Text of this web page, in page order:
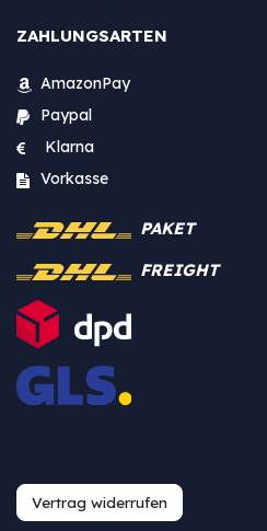
ZAHLUNGSARTEN
AmazonPay
Paypal
Klarna
Vorkasse
PAKET
FREIGHT
Vertrag widerrufen